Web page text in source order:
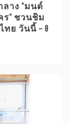
ลาง “มนต์
” ชวนชิม
ย วันนี้ – 8